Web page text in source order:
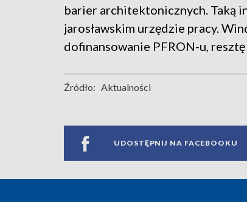
barier architektonicznych. Taką
jarosławskim urzędzie pracy.
dofinansowanie PFRON-u, resztę
Źródło: Aktualności
UDOSTĘPNIJ NA FACEBOOKU